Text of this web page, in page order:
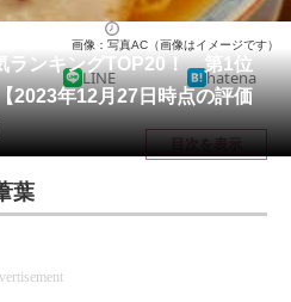
リサーチ
ランキングTOP20！ 第1位
2023年12月27日時点の評価
画像：写真AC（画像はイメージです）
LINE hatena
目次を表示
葉